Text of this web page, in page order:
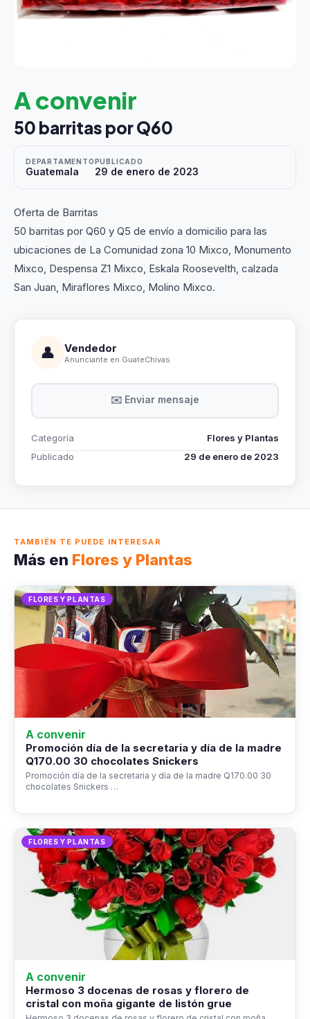
A convenir
50 barritas por Q60
DEPARTAMENTO
Guatemala
PUBLICADO
29 de enero de 2023
Oferta de Barritas
50 barritas por Q60 y Q5 de envío a domicilio para las
ubicaciones de La Comunidad zona 10 Mixco, Monumento
Mixco, Despensa Z1 Mixco, Eskala Roosevelth, calzada
San Juan, Miraflores Mixco, Molino Mixco.
👤 Vendedor
Anunciante en GuateChivas
✉️ Enviar mensaje
Categoría
Flores y Plantas
Publicado
29 de enero de 2023
TAMBIÉN TE PUEDE INTERESAR
Más en Flores y Plantas
FLORES Y PLANTAS
A convenir
Promoción día de la secretaria y día de la madre
Q170.00 30 chocolates Snickers
Promoción día de la secretaria y día de la madre Q170.00 30
chocolates Snickers …
FLORES Y PLANTAS
A convenir
Hermoso 3 docenas de rosas y florero de
cristal con moña gigante de listón grue